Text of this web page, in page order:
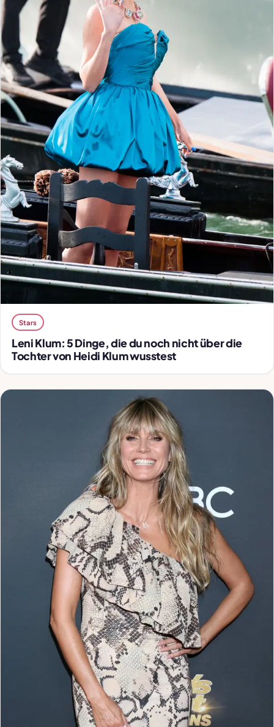
Stars
Leni Klum: 5 Dinge, die du noch nicht über die
Tochter von Heidi Klum wusstest